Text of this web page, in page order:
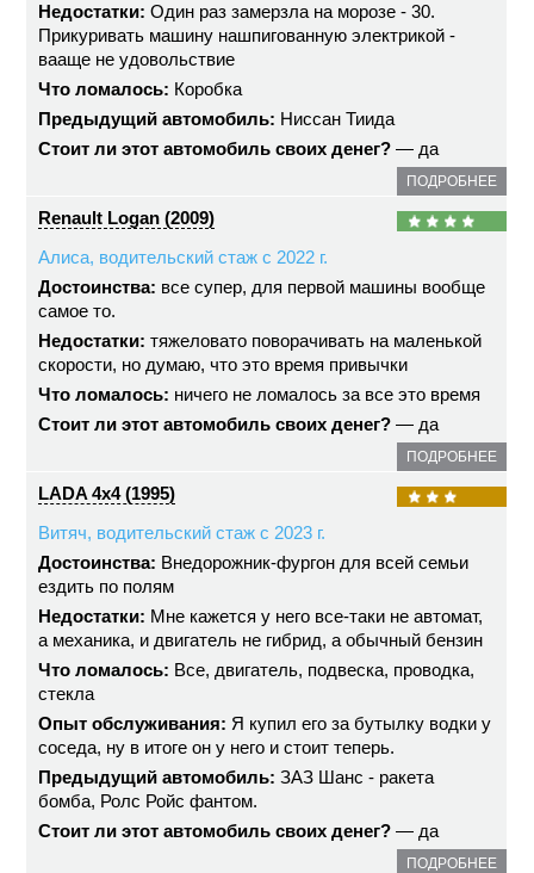
Недостатки: Один раз замерзла на морозе - 30.
Прикуривать машину нашпигованную электрикой -
вааще не удовольствие
Что ломалось: Коробка
Предыдущий автомобиль: Ниссан Тиида
Стоит ли этот автомобиль своих денег? — да
ПОДРОБНЕЕ
Renault Logan (2009)
Алиса, водительский стаж с 2022 г.
Достоинства: все супер, для первой машины вообще
самое то.
Недостатки: тяжеловато поворачивать на маленькой
скорости, но думаю, что это время привычки
Что ломалось: ничего не ломалось за все это время
Стоит ли этот автомобиль своих денег? — да
ПОДРОБНЕЕ
LADA 4x4 (1995)
Витяч, водительский стаж с 2023 г.
Достоинства: Внедорожник-фургон для всей семьи
ездить по полям
Недостатки: Мне кажется у него все-таки не автомат,
а механика, и двигатель не гибрид, а обычный бензин
Что ломалось: Все, двигатель, подвеска, проводка,
стекла
Опыт обслуживания: Я купил его за бутылку водки у
соседа, ну в итоге он у него и стоит теперь.
Предыдущий автомобиль: ЗАЗ Шанс - ракета
бомба, Ролс Ройс фантом.
Стоит ли этот автомобиль своих денег? — да
ПОДРОБНЕЕ